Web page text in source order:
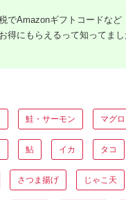
壱屋_Y038-0117
と納
本当
でAmazonギフトコードなど
得にもらえるって知ってまし
鮭・サーモン マグロ
鮎 イカ タコ
さつま揚げ じゃこ天